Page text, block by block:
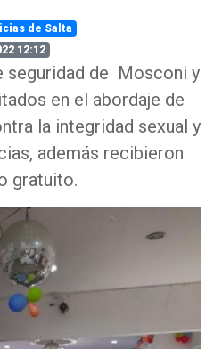
de Salta
12:12
seguridad de Mosconi y
en el abordaje de
la integridad sexual y
además recibieron
gratuito.